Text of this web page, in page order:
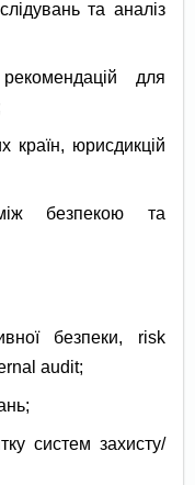
та аналіз
для
країн, юрисдикцій
безпекою та
безпеки, risk
audit;
систем захисту/